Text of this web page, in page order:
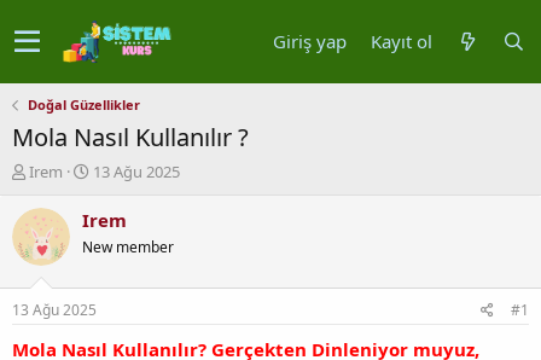
Giriş yap Kayıt ol
Doğal Güzellikler
Mola Nasıl Kullanılır ?
K
n
u
y
b
a
ş
Irem
B
ş
a
g
ı
ç
13 Ağu 2025
Irem
New member
13 Ağu 2025 #1
Mola Nasıl Kullanılır? Gerçekten Dinleniyor muyuz,